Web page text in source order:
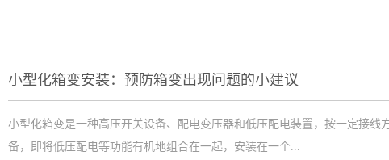
小型化箱变安装：预防箱变出现问题的小建议
小型化箱变是一种高压开关设备、配电变压器和低压配电装置，按一定接
备，即将低压配电等功能有机地组合在一起，安装在一个...